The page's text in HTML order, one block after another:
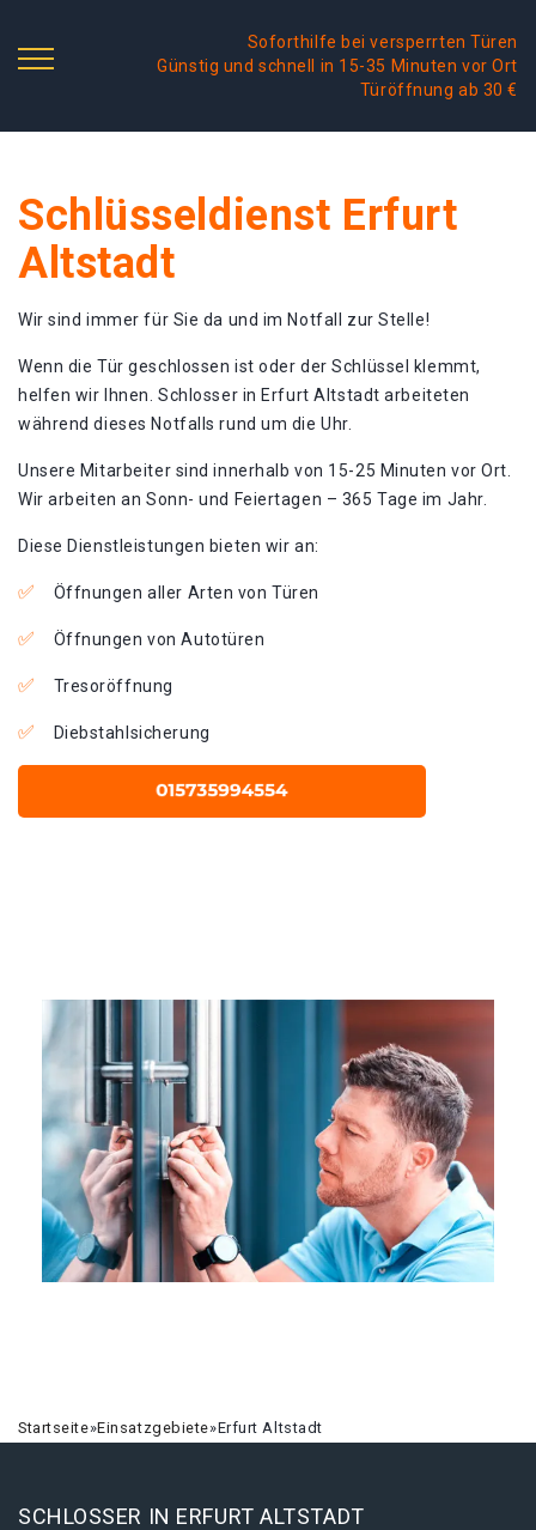
Soforthilfe bei versperrten Türen
Günstig und schnell in 15-35 Minuten vor Ort
Türöffnung ab 30 €
Schlüsseldienst Erfurt
Altstadt
Wir sind immer für Sie da und im Notfall zur Stelle!
Wenn die Tür geschlossen ist oder der Schlüssel klemmt,
helfen wir Ihnen. Schlosser in Erfurt Altstadt arbeiteten
während dieses Notfalls rund um die Uhr.
Unsere Mitarbeiter sind innerhalb von 15-25 Minuten vor Ort.
Wir arbeiten an Sonn- und Feiertagen – 365 Tage im Jahr.
Diese Dienstleistungen bieten wir an:
Öffnungen aller Arten von Türen
Öffnungen von Autotüren
Tresoröffnung
Diebstahlsicherung
Startseite»Einsatzgebiete»Erfurt Altstadt
SCHLOSSER IN ERFURT ALTSTADT